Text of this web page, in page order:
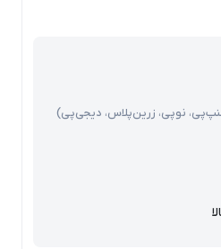
نوپی، زرین‌پلاس، دیجی‌پی)